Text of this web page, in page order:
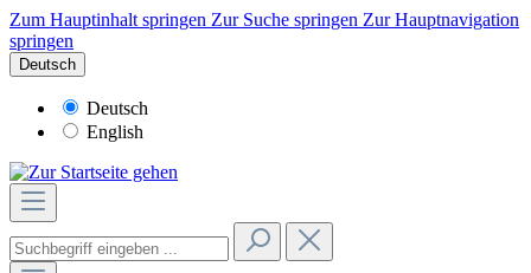
Zum Hauptinhalt springen Zur Suche springen Zur Hauptnavigation
springen
Deutsch
Deutsch
English